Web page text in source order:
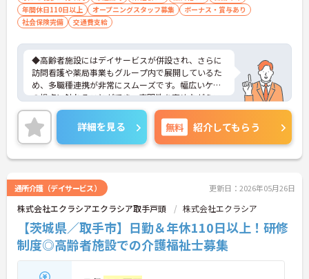
年間休日110日以上
オープニングスタッフ募集
ボーナス・賞与あり
社会保険完備
交通費支給
◆高齢者施設にはデイサービスが併設され、さらに
訪問看護や薬局事業もグループ内で展開しているた
め、多職種連携が非常にスムーズです。幅広いケア
の視点に触れることができ、専門性を高めながらス
キルアップできる土壌があります。
◆「学びたい」という意欲を全力で応援する職場で
す。資格取得支援制度を利用すれば、介護職員初任
者研修や実務者研修などの費用を会社負担で取得可
能です。資格を取得するごとにしっかりと給与に反
◆施設ごとの課題を話し合う「スタッフミーティン
グ」や、利用者様へのケアを考える「ケースカンフ
ァレンス」を実施しています。新人・ベテランに関
係なく意見交換を行い、みんなで解決策を考えるフ
ラットな関係性です。また、虐待防止研修などを通
じて「良いケア・悪いケア」の線引きを明確にし、
職員全員が安心して働ける、誇りを持てる職場環境
づくりに取り組んでいます。
詳細を見る 無料 紹介してもらう
通所介護（デイサービス） 更新日：2026年05月26日
株式会社エクラシアエクラシア取手戸頭 株式会社エクラシア
【茨城県／取手市】日勤＆年休110日以上！研修
制度◎高齢者施設での介護福祉士募集